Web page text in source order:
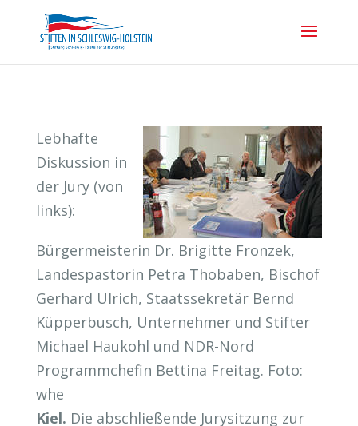
Lebhafte
Diskussion in
der Jury (von
links):
Bürgermeisterin Dr. Brigitte Fronzek,
Landespastorin Petra Thobaben, Bischof
Gerhard Ulrich, Staatssekretär Bernd
Küpperbusch, Unternehmer und Stifter
Michael Haukohl und NDR-Nord
Programmchefin Bettina Freitag. Foto:
whe
Kiel. Die abschließende Jurysitzung zur